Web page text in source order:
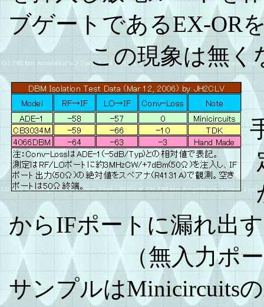
ブゲートであるEX-OR
この現象は無く
からIFポートに漏れ出
（無入力ポ
サンプルはMinicircuits